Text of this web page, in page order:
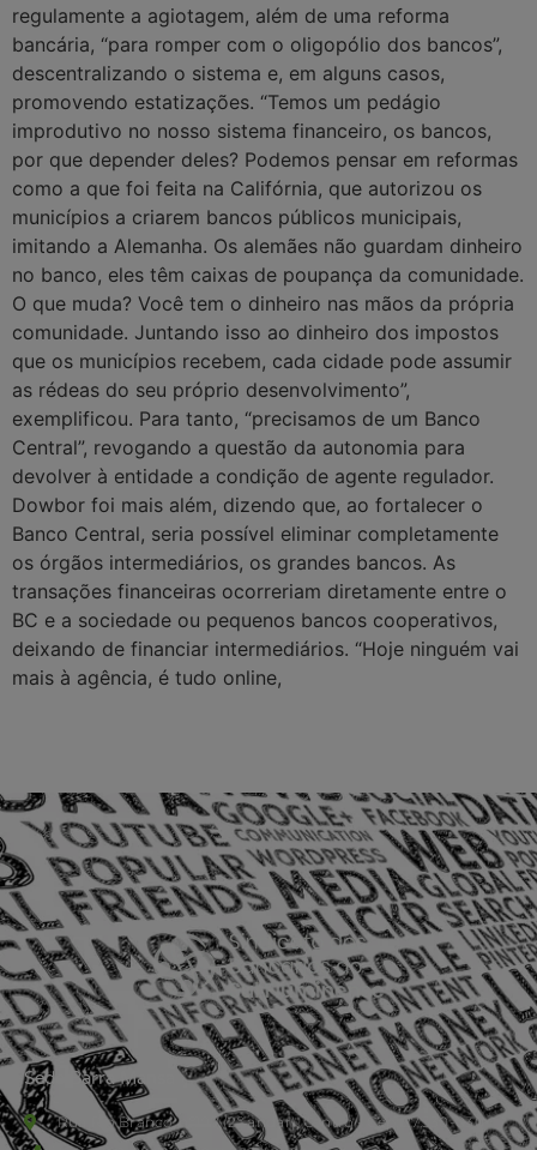
regulamente a agiotagem, além de uma reforma
bancária, “para romper com o oligopólio dos bancos”,
descentralizando o sistema e, em alguns casos,
promovendo estatizações. “Temos um pedágio
improdutivo no nosso sistema financeiro, os bancos,
por que depender deles? Podemos pensar em reformas
como a que foi feita na Califórnia, que autorizou os
municípios a criarem bancos públicos municipais,
imitando a Alemanha. Os alemães não guardam dinheiro
no banco, eles têm caixas de poupança da comunidade.
O que muda? Você tem o dinheiro nas mãos da própria
comunidade. Juntando isso ao dinheiro dos impostos
que os municípios recebem, cada cidade pode assumir
as rédeas do seu próprio desenvolvimento”,
exemplificou. Para tanto, “precisamos de um Banco
Central”, revogando a questão da autonomia para
devolver à entidade a condição de agente regulador.
Dowbor foi mais além, dizendo que, ao fortalecer o
Banco Central, seria possível eliminar completamente
os órgãos intermediários, os grandes bancos. As
transações financeiras ocorreriam diretamente entre o
BC e a sociedade ou pequenos bancos cooperativos,
deixando de financiar intermediários. “Hoje ninguém vai
mais à agência, é tudo online,
Sede Barra Mansa
Rua Rio Branco, nº107 (2º andar), Centro - Cep: 27.330-030